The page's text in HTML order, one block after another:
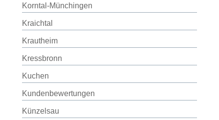
Korntal-Münchingen
Kraichtal
Krautheim
Kressbronn
Kuchen
Kundenbewertungen
Künzelsau